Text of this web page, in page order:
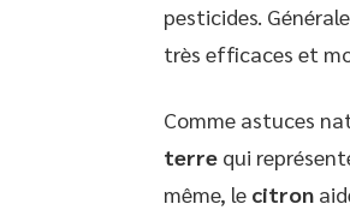
pesticides.
très efficaces et
Comme astuces
terre qui
même, le citron